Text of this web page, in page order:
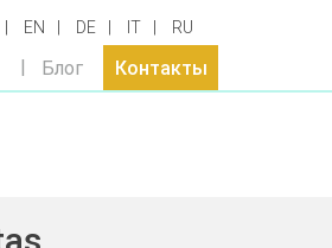
EN DE IT RU
Блог Контакты